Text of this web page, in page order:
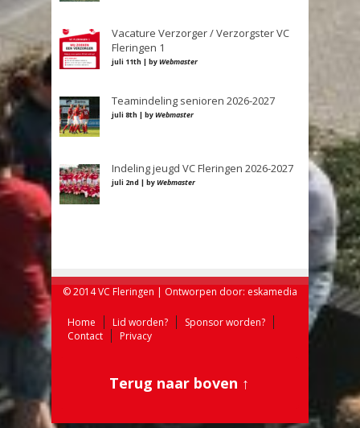
Vacature Verzorger / Verzorgster VC
Fleringen 1
juli 11th | byWebmaster
Teamindeling senioren 2026-2027
juli 8th | byWebmaster
Indeling jeugd VC Fleringen 2026-2027
juli 2nd | byWebmaster
© 2014 VC Fleringen | Ontworpen door: eskamedia
Home Lid worden?
Sponsor worden?
Contact
Privacy
Terug naar boven ↑